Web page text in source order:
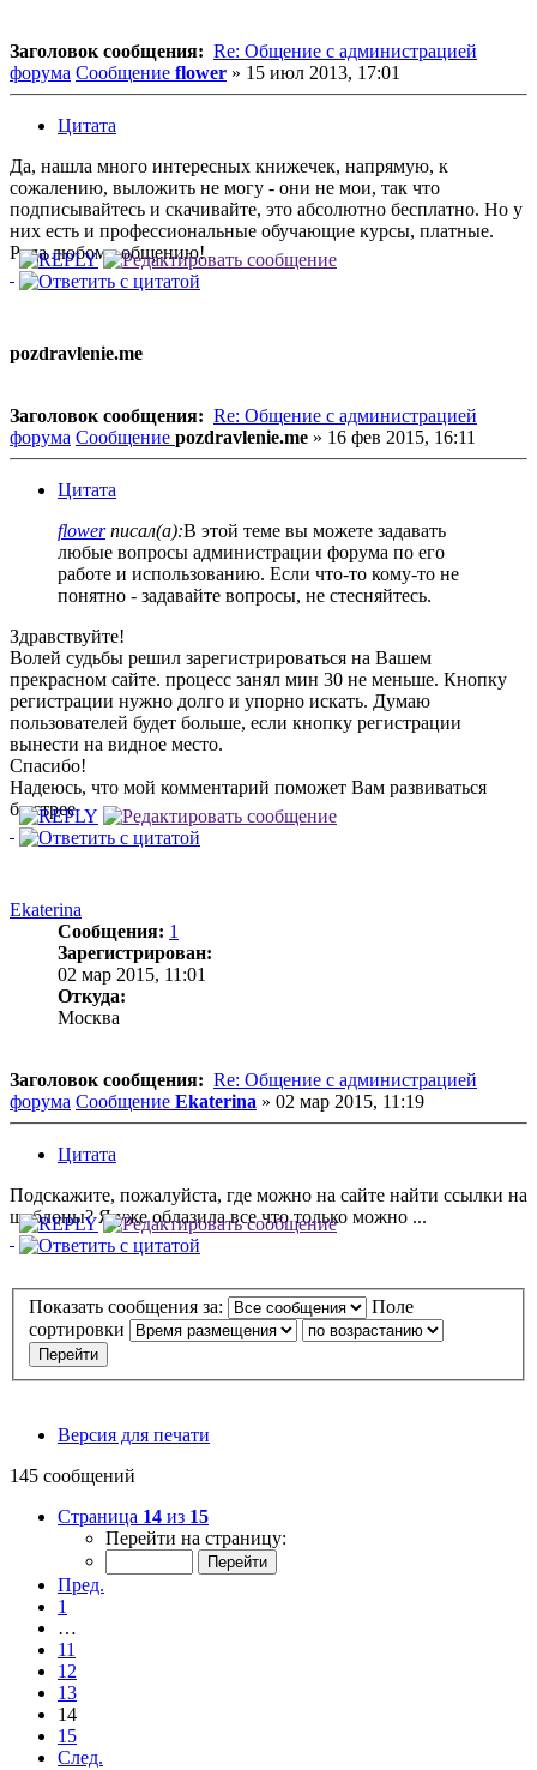
Заголовок сообщения: Re: Общение с администрацией
форума Сообщение flower » 15 июл 2013, 17:01
Цитата
Да, нашла много интересных книжечек, напрямую, к
сожалению, выложить не могу - они не мои, так что
подписывайтесь и скачивайте, это абсолютно бесплатно. Но у
них есть и профессиональные обучающие курсы, платные.
Рада любому общению!
pozdravlenie.me
Заголовок сообщения: Re: Общение с администрацией
форума Сообщение pozdravlenie.me » 16 фев 2015, 16:11
Цитата
flowerписал(а):В этой теме вы можете задавать
любые вопросы администрации форума по его
работе и использованию. Если что-то кому-то не
понятно - задавайте вопросы, не стесняйтесь.
Здравствуйте!
Волей судьбы решил зарегистрироваться на Вашем
прекрасном сайте. процесс занял мин 30 не меньше. Кнопку
регистрации нужно долго и упорно искать. Думаю
пользователей будет больше, если кнопку регистрации
вынести на видное место.
Спасибо!
Надеюсь, что мой комментарий поможет Вам развиваться
быстрее
Ekaterina
Сообщения: 1
Зарегистрирован:
02 мар 2015, 11:01
Откуда:
Москва
Заголовок сообщения: Re: Общение с администрацией
форума Сообщение Ekaterina » 02 мар 2015, 11:19
Цитата
Подскажите, пожалуйста, где можно на сайте найти ссылки на
шаблоны? Я уже облазила все что только можно ...
Показать сообщения за:
Поле
сортировки
Версия для печати
145 сообщений
Страница 14 из 15
Перейти на страницу:
Пред.
1
…
11
12
13
14
15
След.